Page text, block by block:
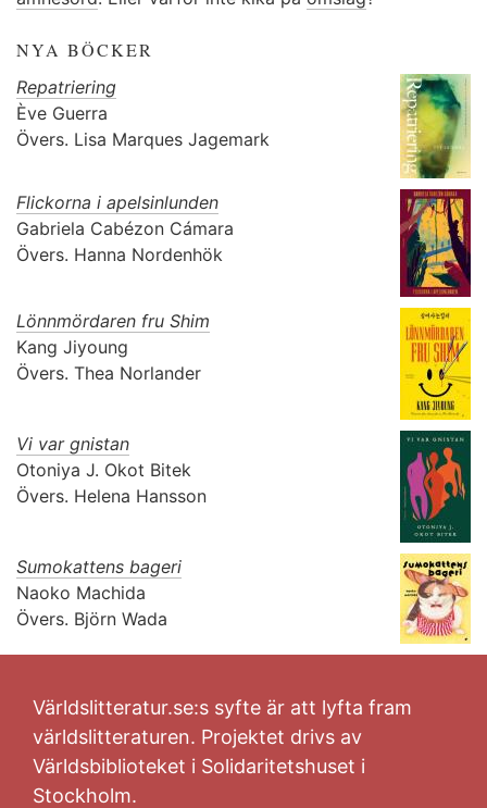
NYA BÖCKER
Repatriering
Ève Guerra
Övers. Lisa Marques Jagemark
Flickorna i apelsinlunden
Gabriela Cabézon Cámara
Övers. Hanna Nordenhök
Lönnmördaren fru Shim
Kang Jiyoung
Övers. Thea Norlander
Vi var gnistan
Otoniya J. Okot Bitek
Övers. Helena Hansson
Sumokattens bageri
Naoko Machida
Övers. Björn Wada
Världslitteratur.se:s syfte är att lyfta fram
världslitteraturen. Projektet drivs av
Världsbiblioteket i Solidaritetshuset i
Stockholm.